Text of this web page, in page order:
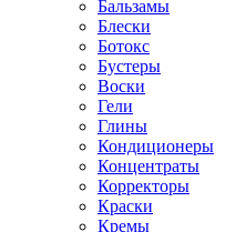
Бальзамы
Блески
Ботокс
Бустеры
Воски
Гели
Глины
Кондиционеры
Концентраты
Корректоры
Краски
Кремы